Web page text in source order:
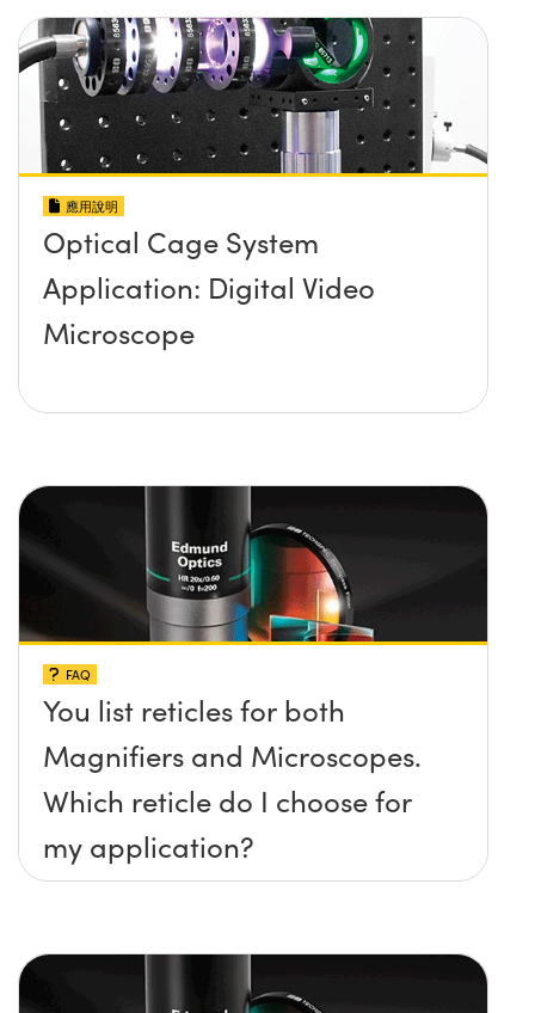
應用說明
Optical Cage System
Application: Digital Video
Microscope
FAQ
You list reticles for both
Magnifiers and Microscopes.
Which reticle do I choose for
my application?